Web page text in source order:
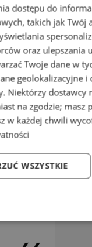
Śląskich
dostępu do
takich jak
oraz ulepszania
Twoje dane w
geolokalizacyjne
Niektórzy dostawcy
na zgodzie; masz
w każdej chwili
WSZYSTKIE
Targetowanie